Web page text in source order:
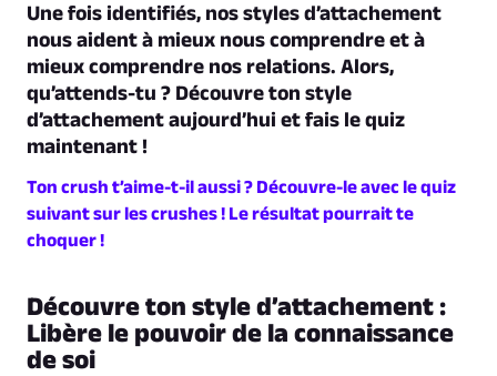
Une fois identifiés, nos styles d’attachement
nous aident à mieux nous comprendre et à
mieux comprendre nos relations. Alors,
qu’attends-tu ? Découvre ton style
d’attachement aujourd’hui et fais le quiz
maintenant !
Ton crush t’aime-t-il aussi ? Découvre-le avec le quiz
suivant sur les crushes ! Le résultat pourrait te
choquer !
Découvre ton style d’attachement :
Libère le pouvoir de la connaissance
de soi